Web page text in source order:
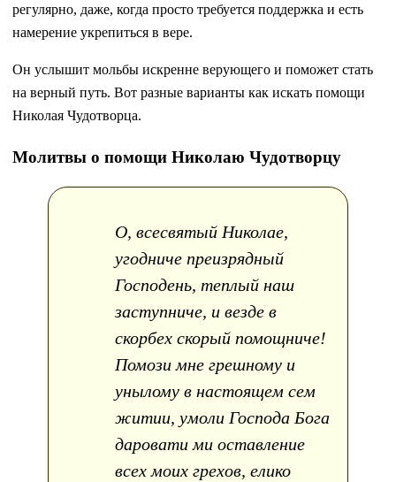
регулярно, даже, когда просто требуется поддержка и есть
намерение укрепиться в вере.
Он услышит мольбы искренне верующего и поможет стать
на верный путь. Вот разные варианты как искать помощи
Николая Чудотворца.
Молитвы о помощи Николаю Чудотворцу
О, всесвятый Николае,
угодниче преизрядный
Господень, теплый наш
заступниче, и везде в
скорбех скорый помощниче!
Помози мне грешному и
унылому в настоящем сем
житии, умоли Господа Бога
даровати ми оставление
всех моих грехов, елико